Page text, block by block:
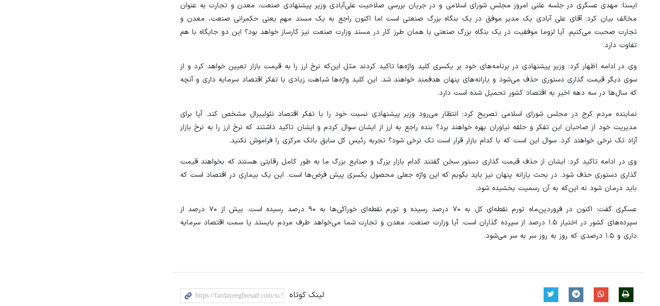
ایسنا: مهدی عسگری در جلسه علنی امروز مجلس شورای اسلامی و در جریان بررسی صلاحیت علی‌آبادی وزیر پیشنهادی صنعت، معدن و تجارت به عنوان
مخالف بیان کرد: آقای علی آبادی یک مدیر موفق در یک بنگاه بزرگ صنعتی است اما اکنون راجع به یک مسند مهم یعنی حکمرانی صنعت، معدن و
تجارت صحبت می‌کنیم. آیا لزوما موفقیت در یک بنگاه بزرگ صنعتی با همان طرز کار در مسند وزارت صنعت نیز کارساز خواهد بود؟ این دو جایگاه با هم
تفاوت دارد.
وی در ادامه اظهار کرد: وزیر پیشنهادی در برنامه‌های خود بر یکسری کلید واژه‌ها تاکید کردند مثل این‌که نرخ ارز را به قیمت بازار تعیین خواهد کرد و از
سوی دیگر قیمت گذاری دستوری حذف می‌شود و یارانه‌های پنهان هدفمند خواهند شد. این کلید واژه‌ها شباهت زیادی با تفکر اقتصاد سرمایه‌ داری و آنچه
که سال‌ها در سه دهه اخیر به اقتصاد کشور تحمیل شده است دارد.
نماینده مردم کرج در مجلس شورای اسلامی تصریح کرد: انتظار می‌رود وزیر پیشنهادی نسبت خود را با تفکر اقتصاد نئولیبرال مشخص کند. آیا برای
مدیریت خود از صاحبان این تفکر و حلقه نیاوران بهره‌ خواهند برد؟ بنده راجع به ارز از ایشان سوال کردم و ایشان تاکید داشتند که نرخ ارز را به نرخ بازار
آزاد تک نرخی خواهند کرد. سوال این است که با کدام بازار قرار است تک نرخی شود؟ تجربه رئیس کل سابق بانک مرکزی را فراموش نکنید.
وی در ادامه تاکید کرد: ایشان از حذف قیمت گذاری دستور سخن گفتند کدام بازار بزرگ و صنایع بزرگ ما به طور کامل رقابتی هستند که بخواهند قیمت
گذاری دستوری حذف شود. در بحث یارانه پنهان نیز باید بگویم که این واژه جعلی محصول یکسری پیش فرض‌ها است. این یک بیماری در اقتصاد است که
باید درمان شود نه این‌که به آن رسمیت بخشیده شود.
عسگری گفت: اکنون در فروردین‌ماه تورم نقطه‌ای کل به ۷۰ درصد رسیده و تورم نقطه‌ای خوراکی‌ها به ۹۰ درصد رسیده است. بیش از ۷۰ درصد از
سپرده‌های کشور در اختیار ۱.۵ درصد از سپرده گذاران است. آیا وزارت صنعت، معدن و تجارت شما می‌خواهد طرف مردم بایستد یا سمت اقتصاد سرمایه‌
داری و ۱.۵ درصدی که روز به روز سر به سر می‌شود.
لینک کوتاه